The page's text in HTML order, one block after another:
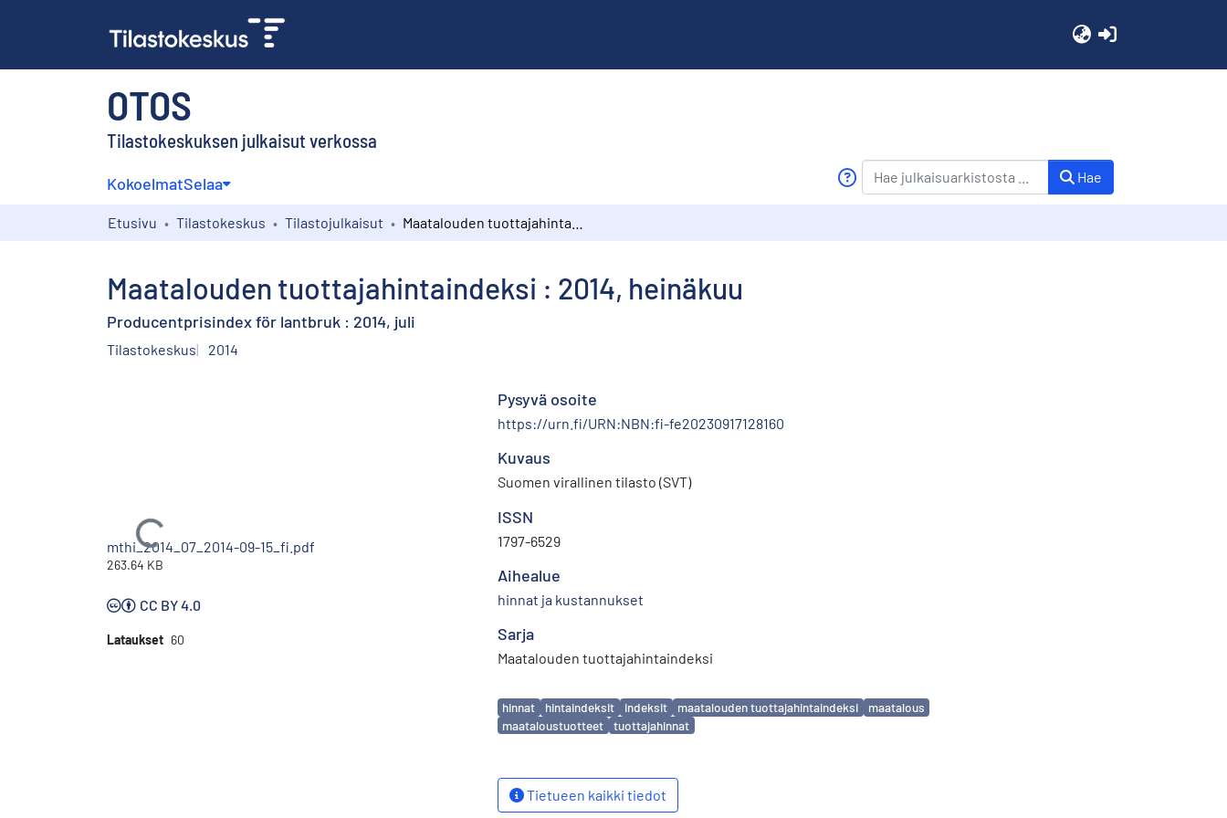
OTOS
Tilastokeskuksen julkaisut verkossa
KokoelmatSelaa Hae
Etusivu Tilastokeskus Tilastojulkaisut
Maatalouden tuottajahintaindeksi : 2014, heinäkuu
Producentprisindex för lantbruk : 2014, juli
Tilastokeskus 2014
Ladataan...
mthi_2014_07_2014-09-15_fi.pdf
263.64 KB
CC BY 4.0
Lataukset 60
Pysyvä osoite
https://urn.fi/URN:NBN:fi-fe20230917128160
Kuvaus
Suomen virallinen tilasto (SVT)
ISSN
1797-6529
Aihealue
hinnat ja kustannukset
Sarja
Maatalouden tuottajahintaindeksi
Avainsanat
hinnat hintaindeksit indeksit maatalouden tuottajahintaindeksi
maatalous
maataloustuotteet
tuottajahinnat
Tietueen kaikki tiedot